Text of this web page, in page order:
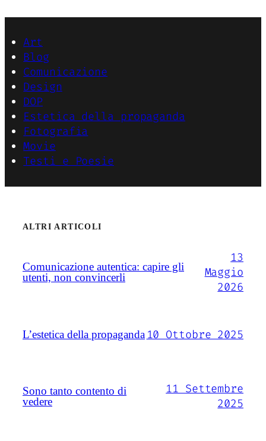
Art
Blog
Comunicazione
Design
DOP
Estetica della propaganda
Fotografia
Movie
Testi e Poesie
ALTRI ARTICOLI
Comunicazione autentica: capire gli
utenti, non convincerli
13
Maggio
2026
L’estetica della propaganda 10 Ottobre 2025
Sono tanto contento di
vedere
11 Settembre
2025